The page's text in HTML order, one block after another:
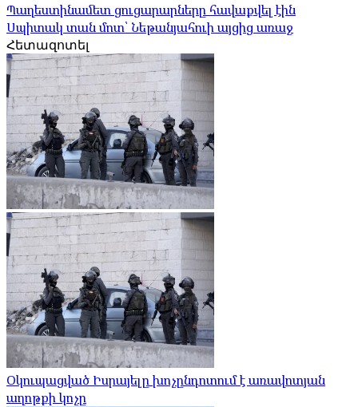
Պաղեստինամետ ցուցարարները հավաքվել էին
Սպիտակ տան մոտ՝ Նեթանյահուի այցից առաջ
Հետազոտել
Օկուպացված Իսրայելը խոչընդոտում է առավոտյան
աղոթքի կոչը